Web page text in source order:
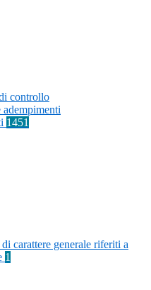
controllo
1451
carattere generale riferiti a
1